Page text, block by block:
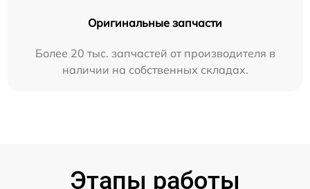
Оригинальные запчасти
Более 20 тыс. запчастей от производителя в
наличии на собственных складах.
Этапы работы